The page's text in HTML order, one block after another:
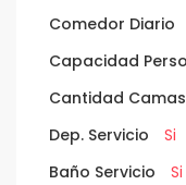
Comedor Diario
Capacidad
Cantidad Camas
Dep. Servicio
Si
Baño Servicio
Si